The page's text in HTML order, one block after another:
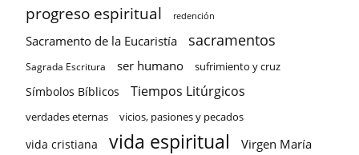
progreso espiritual redención
Sacramento de la Eucaristía sacramentos
Sagrada Escritura ser humano sufrimiento y cruz
Símbolos Bíblicos Tiempos Litúrgicos
verdades eternas vicios, pasiones y pecados
vida cristiana vida espiritual Virgen María